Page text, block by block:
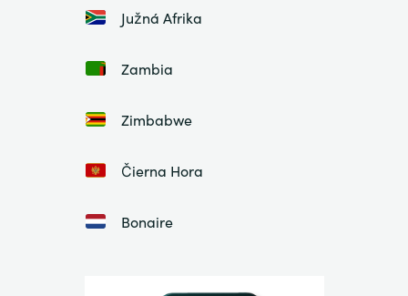
Južná Afrika
Zambia
Zimbabwe
Čierna Hora
Bonaire